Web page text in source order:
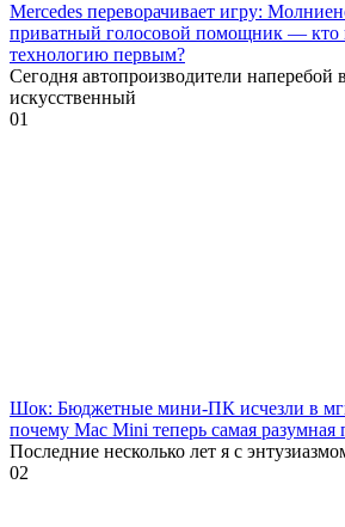
Mercedes переворачивает игру:
приватный голосовой помощник — кто
технологию первым?
Сегодня автопроизводители наперебой
искусственный
01
Шок: Бюджетные мини-ПК исчезли в
почему Mac Mini теперь самая разумная
Последние несколько лет я с
02